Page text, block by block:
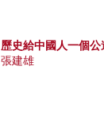
歷史給中國人一個公
張建雄